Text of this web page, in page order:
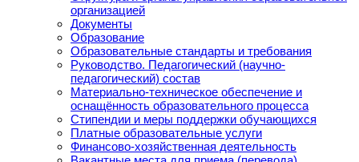
организацией
Документы
Образование
Образовательные стандарты и требования
Руководство. Педагогический (научно-
педагогический) состав
Материально-техническое обеспечение и
оснащённость образовательного процесса
Стипендии и меры поддержки обучающихся
Платные образовательные услуги
Финансово-хозяйственная деятельность